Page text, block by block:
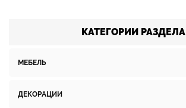
КАТЕГОРИИ РАЗДЕЛА
МЕБЕЛЬ
ДЕКОРАЦИИ